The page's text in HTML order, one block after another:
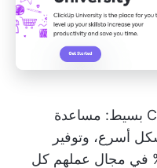
هدفنا مع جامعة ClickUp (CUU) بسيط: مساعدة
أسرع، وتوفير
ومواصلة النمو بنسبة 1% في مجال عملهم كل